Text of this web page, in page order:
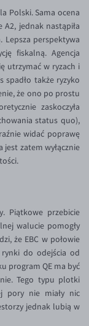
Polski. Sama ocena
jednak nastąpiła
Lepsza perspektywa
fiskalną. Agencja
utrzymać w ryzach i
spadło także ryzyko
że ono po prostu
zaskoczyła
status quo),
widać poprawę
zatem wyłącznie
Piątkowe przebicie
walucie pomogły
że EBC w połowie
do odejścia od
program QE ma być
Tego typu plotki
pory nie miały nic
jednak lubią w